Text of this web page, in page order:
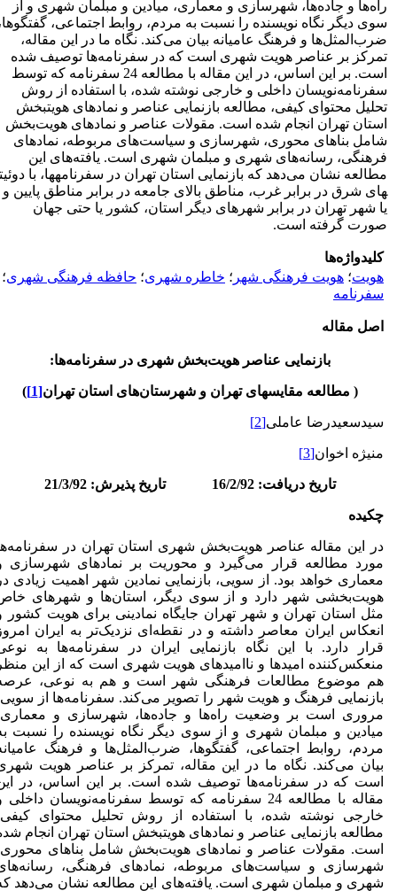
راه‌ها و جاده‌ها، شهرسازی و معماری، میادین و مبلمان شهری و از
سوی دیگر نگاه نویسنده را نسبت به مردم، روابط اجتماعی،
ضرب‌المثل‌ها و فرهنگ عامیانه بیان می‌کند. نگاه ما در این مقاله،
تمرکز بر عناصر هویت شهری است که در سفرنامه‌ها توصیف شده
است. بر این اساس، در این مقاله با مطالعه 24 سفرنامه که توسط
سفرنامه‌نویسان داخلی و خارجی نوشته شده، با استفاده از روش
تحلیل محتوای کیفی، مطالعه بازنمایی عناصر و نمادهای هویت­بخش
استان تهران انجام شده است. مقولات عناصر و نمادهای هویت‌بخش
شامل بناهای محوری، شهرسازی و سیاست‌های مربوطه، نمادهای
فرهنگی، رسانه‌های شهری و مبلمان شهری است. یافته‌های این
های شرق در برابر غرب، مناطق بالای جامعه در برابر مناطق پایین و
یا شهر تهران در برابر شهرهای دیگر استان، کشور یا حتی جهان
صورت گرفته است.
کلیدواژه‌ها
هویت؛ هویت فرهنگی شهر ؛ خاطره شهری؛ حافظه فرهنگی شهری؛
سفرنامه
اصل مقاله
بازنمایی عناصر هویتبخش شهری در سفرنامهها:
( مطالعه مقایسه‏ای تهران و شهرستانهای استان تهران[1]
)
سیدسعیدرضا عاملی[2]
منیژه اخوان[3]
تاریخ دریافت: 16/2/92 تاریخ پذیرش: 21/3/92
چکیده
در این مقاله عناصر هویت‌بخش شهری استان تهران در
مورد مطالعه قرار می‌گیرد و محوریت بر نمادهای شهرسازی
معماری خواهد بود. از سویی، بازنمایی نمادین شهر اهمیت زیادی
هویت‌بخشی شهر دارد و از سوی دیگر، استان‌ها و شهرهای
مثل استان تهران و شهر تهران جایگاه نمادینی برای هویت کشور
انعکاس ایران معاصر داشته و در نقطه‌ای نزدیک‌تر به ایران
قرار دارد. با این نگاه بازنمایی ایران در سفرنامه‌ها به
منعکس‌کننده امیدها و ناامیدهای هویت شهری است که از این
هم موضوع مطالعات فرهنگی شهر است و هم به نوعی،
بازنمایی فرهنگ و هویت شهر را تصویر می‌کند. سفرنامه‌ها از
مروری است بر وضعیت راه‌ها و جاده‌ها، شهرسازی و
میادین و مبلمان شهری و از سوی دیگر نگاه نویسنده را نسبت
مردم، روابط اجتماعی، گفتگوها، ضرب‌المثل‌ها و فرهنگ
بیان می‌کند. نگاه ما در این مقاله، تمرکز بر عناصر هویت
است که در سفرنامه‌ها توصیف شده است. بر این اساس، در
مقاله با مطالعه 24 سفرنامه که توسط سفرنامه‌نویسان داخلی
خارجی نوشته شده، با استفاده از روش تحلیل محتوای
مطالعه بازنمایی عناصر و نمادهای هویت­بخش استان تهران انجام
است. مقولات عناصر و نمادهای هویت‌بخش شامل بناهای
شهرسازی و سیاست‌های مربوطه، نمادهای فرهنگی،
شهری و مبلمان شهری است. یافته‌های این مطالعه نشان می‌دهد